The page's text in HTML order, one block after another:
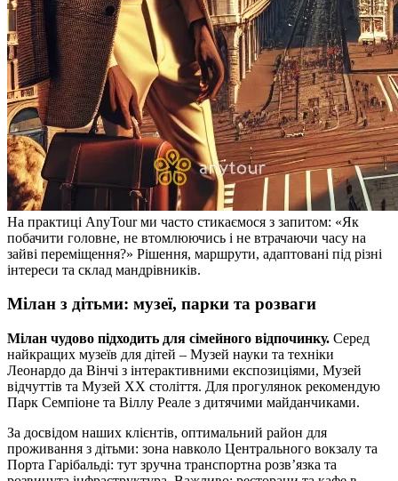
На практиці AnyTour ми часто стикаємося з запитом: «Як
побачити головне, не втомлюючись і не втрачаючи часу на
зайві переміщення?» Рішення, маршрути, адаптовані під різні
інтереси та склад мандрівників.
Мілан з дітьми: музеї, парки та розваги
Мілан чудово підходить для сімейного відпочинку. Серед
найкращих музеїв для дітей – Музей науки та техніки
Леонардо да Вінчі з інтерактивними експозиціями, Музей
відчуттів та Музей ХХ століття. Для прогулянок рекомендую
Парк Семпіоне та Віллу Реале з дитячими майданчиками.
За досвідом наших клієнтів, оптимальний район для
проживання з дітьми: зона навколо Центрального вокзалу та
Порта Гарібальді: тут зручна транспортна розв’язка та